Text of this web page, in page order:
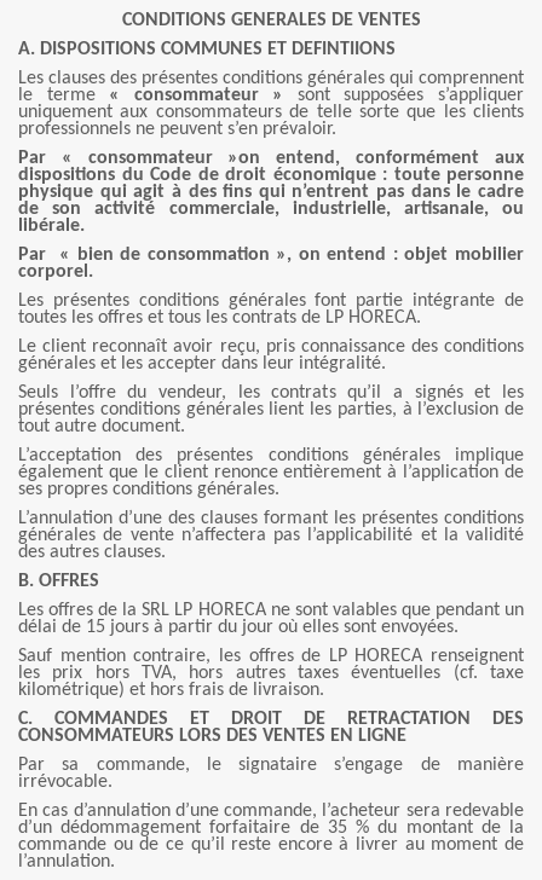
CONDITIONS GENERALES DE VENTES
A. DISPOSITIONS COMMUNES ET DEFINTIIONS
Les clauses des présentes conditions générales qui comprennent
le terme « consommateur » sont supposées s’appliquer
uniquement aux consommateurs de telle sorte que les clients
professionnels ne peuvent s’en prévaloir.
Par « consommateur »on entend, conformément aux
dispositions du Code de droit économique : toute personne
physique qui agit à des fins qui n’entrent pas dans le cadre
de son activité commerciale, industrielle, artisanale, ou
libérale.
Par « bien de consommation », on entend : objet mobilier
corporel.
Les présentes conditions générales font partie intégrante de
toutes les offres et tous les contrats de LP HORECA.
Le client reconnaît avoir reçu, pris connaissance des conditions
générales et les accepter dans leur intégralité.
Seuls l’offre du vendeur, les contrats qu’il a signés et les
présentes conditions générales lient les parties, à l’exclusion de
tout autre document.
L’acceptation des présentes conditions générales implique
également que le client renonce entièrement à l’application de
ses propres conditions générales.
L’annulation d’une des clauses formant les présentes conditions
générales de vente n’affectera pas l’applicabilité et la validité
des autres clauses.
B. OFFRES
Les offres de la SRL LP HORECA ne sont valables que pendant un
délai de 15 jours à partir du jour où elles sont envoyées.
Sauf mention contraire, les offres de LP HORECA renseignent
les prix hors TVA, hors autres taxes éventuelles (cf. taxe
kilométrique) et hors frais de livraison.
C. COMMANDES ET DROIT DE RETRACTATION DES
CONSOMMATEURS LORS DES VENTES EN LIGNE
Par sa commande, le signataire s’engage de manière
irrévocable.
En cas d’annulation d’une commande, l’acheteur sera redevable
d’un dédommagement forfaitaire de 35 % du montant de la
commande ou de ce qu’il reste encore à livrer au moment de
l’annulation.